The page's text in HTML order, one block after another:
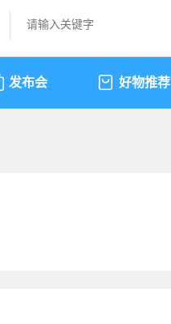
发布会 好物推荐